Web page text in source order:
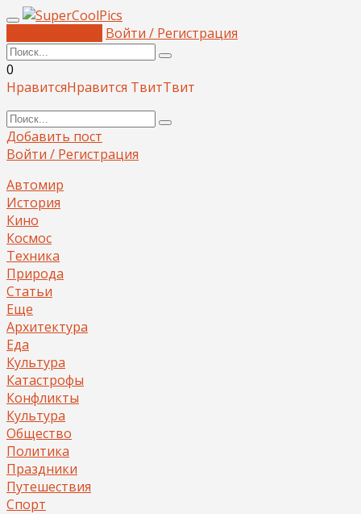
Войти / Регистрация
0
НравитсяНравится ТвитТвит
Добавить пост
Войти / Регистрация
Автомир
История
Кино
Космос
Техника
Природа
Статьи
Еще
Архитектура
Еда
Культура
Катастрофы
Конфликты
Культура
Общество
Политика
Праздники
Путешествия
Спорт